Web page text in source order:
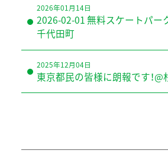
2026年01月14日
2026-02-01 無料スケートパーク
千代田町
2025年12月04日
東京都民の皆様に朗報です！@